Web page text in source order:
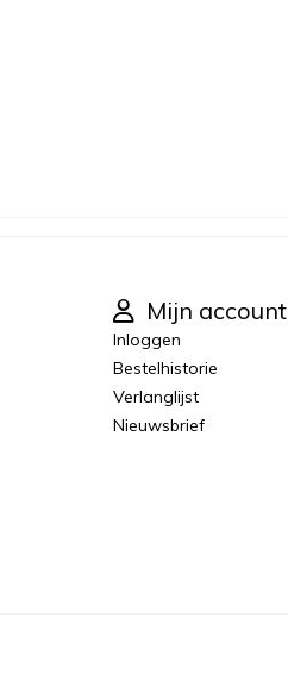
Mijn account
Inloggen
Bestelhistorie
Verlanglijst
Nieuwsbrief